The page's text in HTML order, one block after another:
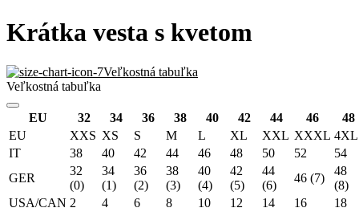
Krátka vesta s kvetom
Veľkostná tabuľka
Veľkostná tabuľka
EU 32 34 36 38 40 42 44 46
48
EU
XXS XS S M L XL XXL XXXL 4XL
IT
38 40 42 44 46 48 50 52
54
GER
32
(0)
34
(1)
36
(2)
38
(3)
40
(4)
42
(5)
44
(6)
46 (7)
48
(8)
USA/CAN 2 4 6 8 10 12 14 16
18